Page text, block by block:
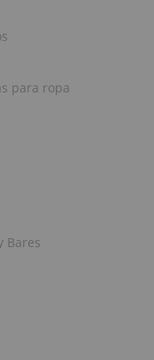
para ropa
Bares